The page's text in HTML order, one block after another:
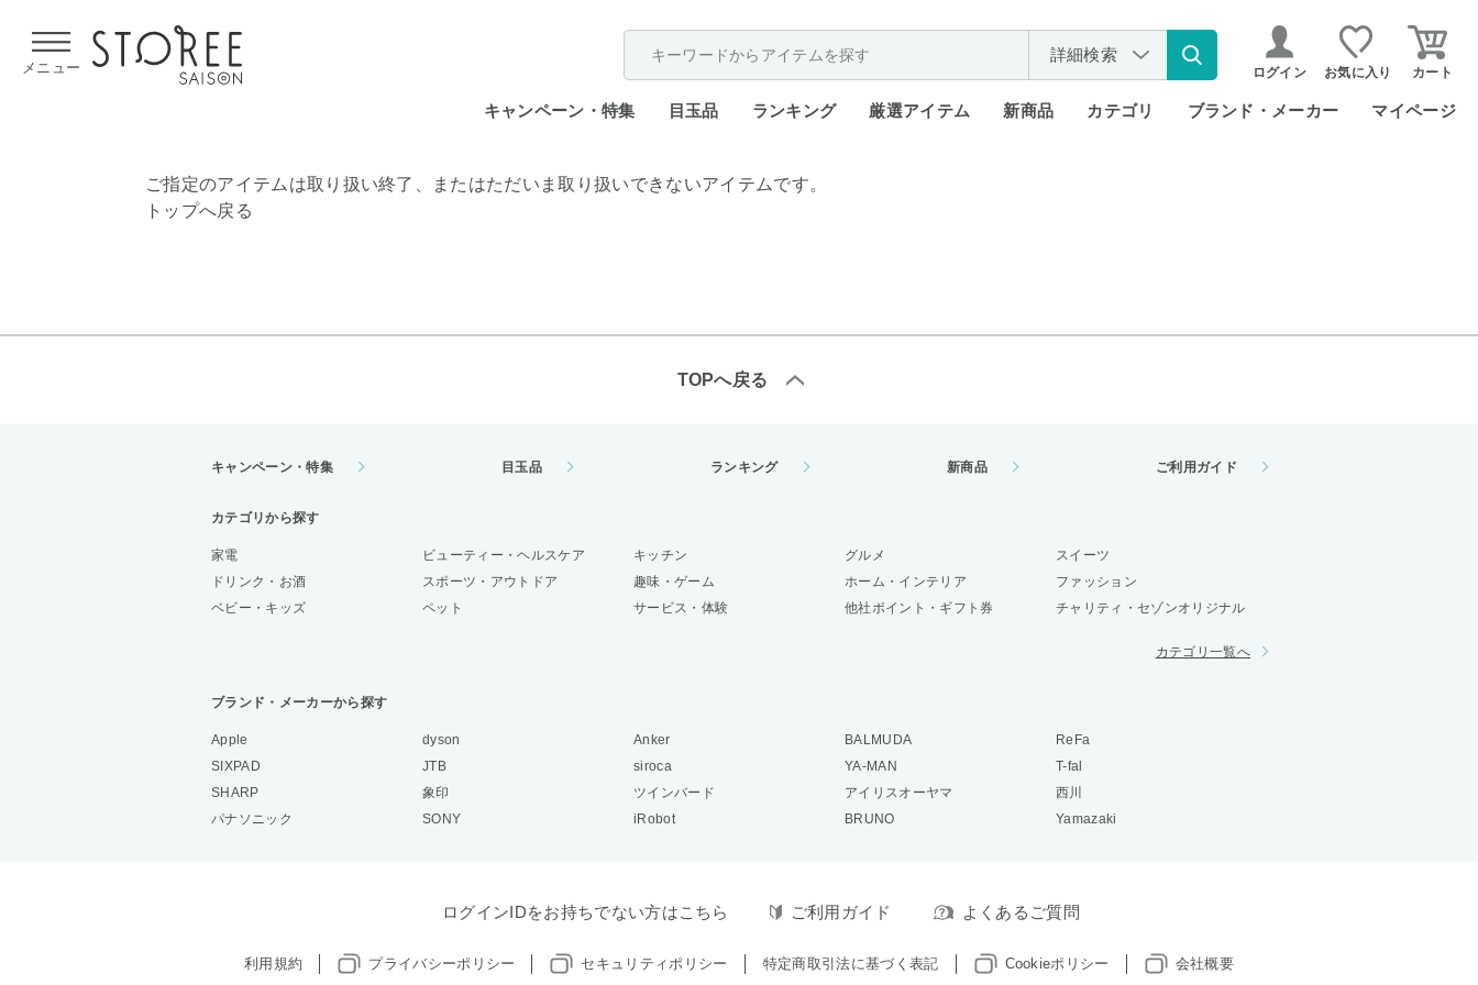
メニュー
詳細検索
ログイン お気に入り カート
キャンペーン・特集 目玉品 ランキング 厳選アイテム 新商品 カテゴリ ブランド・メーカー マイページ
ご指定のアイテムは取り扱い終了、またはただいま取り扱いできないアイテムです。
トップへ戻る
TOPへ戻る
キャンペーン・特集 目玉品 ランキング 新商品 ご利用ガイド
カテゴリから探す
家電 ビューティー・ヘルスケア キッチン グルメ
スイーツ
ドリンク・お酒
スポーツ・アウトドア 趣味・ゲーム ホーム・インテリア
ファッション
ベビー・キッズ
ペット サービス・体験 他社ポイント・ギフト券 チャリティ・セゾンオリジナル
カテゴリ一覧へ
ブランド・メーカーから探す
Apple dyson Anker BALMUDA
ReFa
SIXPAD
JTB siroca YA-MAN
T-fal
SHARP
象印 ツインバード アイリスオーヤマ
西川
パナソニック
SONY iRobot BRUNO Yamazaki
ログインIDをお持ちでない方はこちら ご利用ガイド よくあるご質問
利用規約 プライバシーポリシー セキュリティポリシー 特定商取引法に基づく表記 Cookieポリシー 会社概要